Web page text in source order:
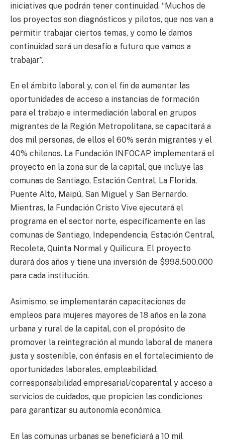
iniciativas que podrán tener continuidad. “Muchos de
los proyectos son diagnósticos y pilotos, que nos van a
permitir trabajar ciertos temas, y como le damos
continuidad será un desafío a futuro que vamos a
trabajar”.
En el ámbito laboral y, con el fin de aumentar las
oportunidades de acceso a instancias de formación
para el trabajo e intermediación laboral en grupos
migrantes de la Región Metropolitana, se capacitará a
dos mil personas, de ellos el 60% serán migrantes y el
40% chilenos. La Fundación INFOCAP implementará el
proyecto en la zona sur de la capital, que incluye las
comunas de Santiago, Estación Central, La Florida,
Puente Alto, Maipú, San Miguel y San Bernardo.
Mientras, la Fundación Cristo Vive ejecutará el
programa en el sector norte, específicamente en las
comunas de Santiago, Independencia, Estación Central,
Recoleta, Quinta Normal y Quilicura. El proyecto
durará dos años y tiene una inversión de $998.500.000
para cada institución.
Asimismo, se implementarán capacitaciones de
empleos para mujeres mayores de 18 años en la zona
urbana y rural de la capital, con el propósito de
promover la reintegración al mundo laboral de manera
justa y sostenible, con énfasis en el fortalecimiento de
oportunidades laborales, empleabilidad,
corresponsabilidad empresarial/coparental y acceso a
servicios de cuidados, que propicien las condiciones
para garantizar su autonomía económica.
En las comunas urbanas se beneficiará a 10 mil